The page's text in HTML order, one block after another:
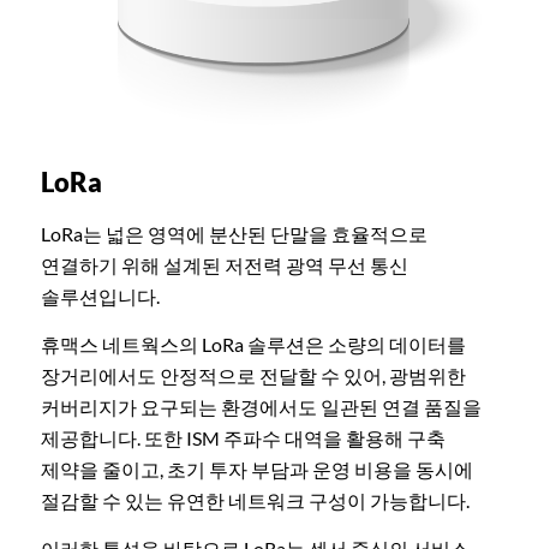
LoRa
LoRa는 넓은 영역에 분산된 단말을 효율적으로
연결하기 위해 설계된 저전력 광역 무선 통신
솔루션입니다.
휴맥스 네트웍스의 LoRa 솔루션은 소량의 데이터를
장거리에서도 안정적으로 전달할 수 있어, 광범위한
커버리지가 요구되는 환경에서도 일관된 연결 품질을
제공합니다. 또한 ISM 주파수 대역을 활용해 구축
제약을 줄이고, 초기 투자 부담과 운영 비용을 동시에
절감할 수 있는 유연한 네트워크 구성이 가능합니다.